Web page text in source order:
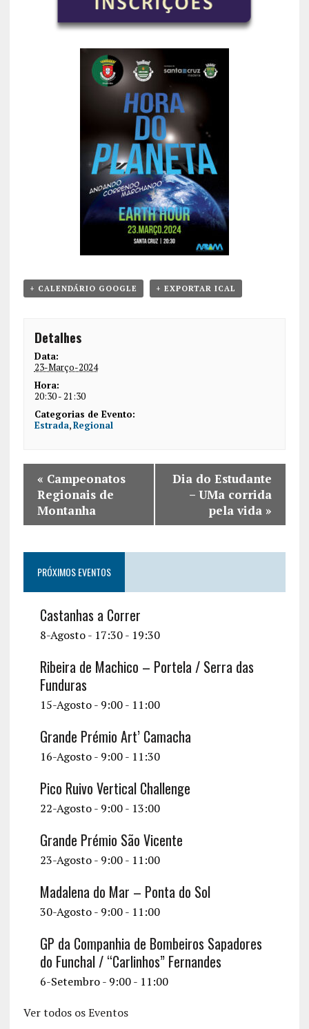
+ CALENDÁRIO GOOGLE + EXPORTAR ICAL
Detalhes
Data:
23-Março-2024
Hora:
20:30 - 21:30
Categorias de Evento:
Estrada,Regional
« Campeonatos
Regionais de
Montanha
Dia do Estudante
– UMa corrida
pela vida »
PRÓXIMOS EVENTOS
Castanhas a Correr
8-Agosto - 17:30- 19:30
Ribeira de Machico – Portela / Serra das
Funduras
15-Agosto - 9:00- 11:00
Grande Prémio Art’ Camacha
16-Agosto - 9:00- 11:30
Pico Ruivo Vertical Challenge
22-Agosto - 9:00- 13:00
Grande Prémio São Vicente
23-Agosto - 9:00- 11:00
Madalena do Mar – Ponta do Sol
30-Agosto - 9:00- 11:00
GP da Companhia de Bombeiros Sapadores
do Funchal / “Carlinhos” Fernandes
6-Setembro - 9:00- 11:00
Ver todos os Eventos